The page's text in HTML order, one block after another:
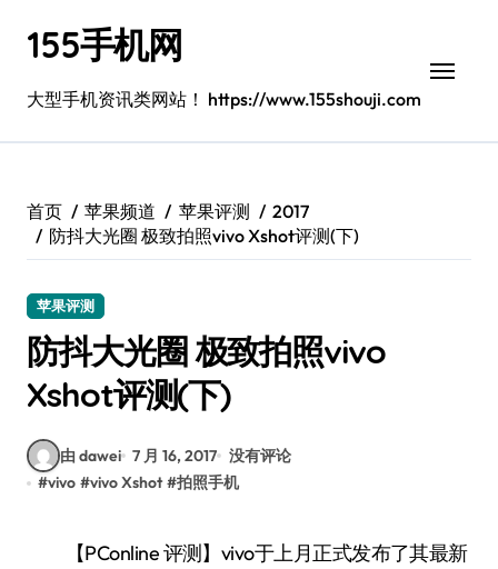
155手机网
大型手机资讯类网站！ https://www.155shouji.com
首页 苹果频道 苹果评测
2017
防抖大光圈 极致拍照vivo Xshot评测(下)
苹果评测
防抖大光圈 极致拍照vivo
Xshot评测(下)
由 dawei 7 月 16, 2017 没有评论
#vivo #vivo Xshot #拍照手机
【PConline 评测】vivo于上月正式发布了其最新